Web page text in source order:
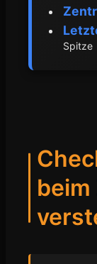
Spitze
beim